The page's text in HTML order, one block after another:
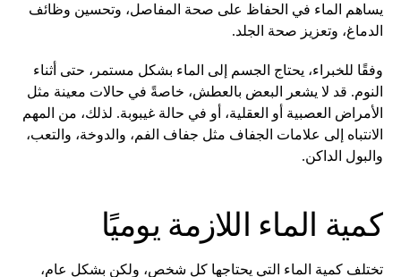
يساهم الماء في الحفاظ على صحة المفاصل، وتحسين وظائف
الدماغ، وتعزيز صحة الجلد.
وفقًا للخبراء، يحتاج الجسم إلى الماء بشكل مستمر، حتى أثناء
النوم. قد لا يشعر البعض بالعطش، خاصةً في حالات معينة مثل
الأمراض العصبية أو العقلية، أو في حالة غيبوبة. لذلك، من المهم
الانتباه إلى علامات الجفاف مثل جفاف الفم، والدوخة، والتعب،
والبول الداكن.
كمية الماء اللازمة يوميًا
تختلف كمية الماء التي يحتاجها كل شخص، ولكن بشكل عام،